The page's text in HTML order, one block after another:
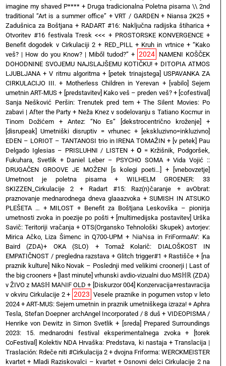
imagine my shaved P**** + Druga tradicionalna Poletna pisarna \\ 2nd
traditional “Art is a summer office” +VRT / GARDEN+ Niansa 2K25 +
Zadušnica za Boštjana+ RADART #16: Naključna radijska štiharica +
Otvoritev #16 festivala Tresk <<< + PROSTORSKE KONVERGENCE +
Benefit dogodek v Cirkulaciji 2 + RED_PILL + Kruh in vrtnice+ “Kako
veš? | How do you Know? | Miből tudod?” + 2024 NAMENI KOŠČEK
DOHODNINE SVOJEMU NAJSLAJŠEMU KOTIČKU!+ DITOPIA ATMOS
LJUBLJANA +V ritmu algoritma+ [petek trinajstega] USPAVANKA ZA
CIRKULACIJO III. + Motherless Children in Yerevan + [vabilo] Sejem
umetnin ART-MUS + [predstavitev] Kako veš – preden veš?+ [cofestival]
Sanja Nešković Peršin: Trenutek pred tem+The Silent Movies: Po
zabavi | After the Party + Neža Knez v sodelovanju s Tatiano Kocmur in
Tinom Dožićem + Antez: “No Es” [dekstrocentrično kroženje] +
[disrupeak] Umetniški disruptiv = vrhunec+ [ekskluzivno=inkluzivno]
EDEN – LORIOT – TANTANOSI trio in IRENA TOMAŽIN + [v petek] Pau
Delgado Iglesias – PRISLUHNI / LISTEN +O = Kržišnik, Podgoršek,
Fukuhara, Svetlik + Daniel Leber – PSYCHO SOMA+Vida Vojić ::
DRUGAČEN GROOVE JE MOŽEN! [s kolegi poeti…] +
[vnebovzetje]
Umetnost je poletna pisarna+WILHELM GROENER: 33
SKIZZEN_Cirkulacije 2 + Radart #15: Raz(n)čaranje +avObrat:
praznovanje mednarodnega dneva glaaazvoka +SUMISH IN ATSUKO
PLEŠETA … + MILOST + Benefit za Boštjana Leskovška – pionirja
umetnosti zvoka in poezije po pošti+ [multimedijska postavitev] Urška
Savič: Teritoriji vračanja+OTS(Organsko Tehnološki Skupek) avtorjev:
Mirica Ačko, Liza Šimenc in Q700-UPM + ℕiaℕsa in FriFormaAV: Ka
Baird (ZDA)+ OKA (SLO) + Tomaž Kolarič: DIALOŠKOST IN
EMPATIČNOST / pregledna razstava +Glitch trigger#1 + Rastišče + [na
praznik kulture] Niko Novak – Poslednji med velikimi croonerji | Last of
the big crooners + [last minute] vrhunski avdio-vizualni duo MSℍℝ (ZDA)
v ŽIVO z MASℍ MAℕIF OLD + [Diskurzor 004] Konzervacija+restavracija
v okviru Cirkulacije 2+ 2023 Vesele praznike in pogumen vstop v leto
2024 +ART-MUS: Sejem umetnin in praznik umetniškega izraza!+Aphra
Tesla, Stefan Doepner archAngel Incorporated / 8 duš + VIDEOPISMA /
Henrike von Dewitz in Simon Svetlik + [sreda] Prepared Surroundings
2023: 15. mednarodni festival eksperimentalnega zvoka+
[torek
CoFestival] Kolektiv NDA Hrvaška: Predstava, ki nastaja+ Translacija |
Traslación: Rdeče niti #Cirkulacija 2 + dvojna Friforma: WERCKMEISTER
kvartet + Mladi Raziskovalci – kvartet +Osnovni delci Cirkulacije 2 na